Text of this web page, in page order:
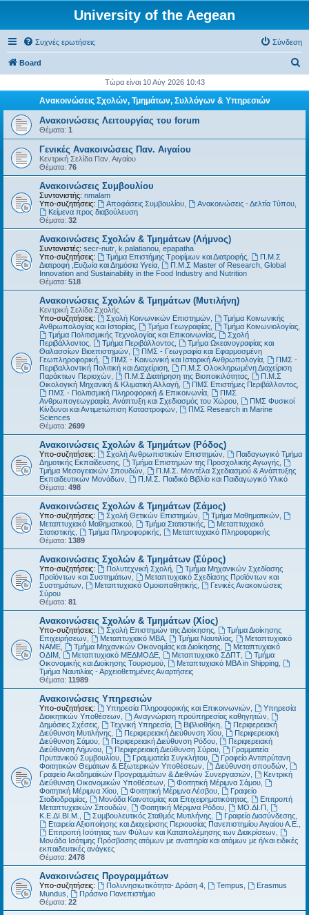
University of the Aegean
Συχνές ερωτήσεις Σύνδεση
Board
ζ
σ
Τώρα είναι 10 Αύγ 2026 10:43
Ανακοινώσεις Σχολών, Τμημάτων, Συλλόγων & Υπηρεσιών
Ανακοινώσεις Λειτουργίας του forum
Θέματα: 1
Γενικές Ανακοινώσεις Παν. Αιγαίου
Κεντρική Σελίδα Παν. Αιγαίου
Θέματα: 76
Ανακοινώσεις Συμβουλίου
Συντονιστής: nmalam
Υπο-συζητήσεις:
Αποφάσεις Συμβουλίου, Ανακοινώσεις - Δελτία Τύπου,
Kείμενα προς διαβούλευση
Θέματα: 32
Ανακοινώσεις Σχολών & Τμημάτων (Λήμνος)
Συντονιστές: secr-nutr k.palatianou epapatha
Υπο-συζητήσεις:
Τμήμα Επιστήμης Τροφίμων και Διατροφής,
Π.Μ.Σ
Διατροφή ,Ευζωία και Δημόσια Υγεία
Π.Μ.Σ Master of Research, Global
Innovation and Sustainability in the Food Industry and Nutrition
Θέματα: 518
Ανακοινώσεις Σχολών & Τμημάτων (Μυτιλήνη)
Κεντρική Σελίδα Σχολής
Υπο-συζητήσεις:
Σχολή Κοινωνικών Επιστημών
Τμήμα Κοινωνικής
Ανθρωπολογίας και Ιστορίας
Τμήμα Γεωγραφίας, Τμήμα Κοινωνιολογίας,
Τμήμα Πολιτισμικής Τεχνολογίας και Επικοινωνίας,
Σχολή
Περιβάλλοντος
Τμήμα Περιβάλλοντος,
Τμήμα Ωκεανογραφίας και
Θαλασσίων Βιοεπιστημών
ΠΜΣ - Γεωγραφία και Εφαρμοσμένη
Γεωπληροφορική
ΠΜΣ - Κοινωνική και Ιστορική Ανθρωπολογία,
ΠΜΣ -
Περιβαλλοντική Πολιτική και Διαχείριση
Π.Μ.Σ Ολοκληρωμένη Διαχείριση
Παράκτιων Περιοχών
Π.Μ.Σ Διατήρηση της Βιοποικιλότητας,
Π.Μ.Σ
Οικολογική Μηχανική & Κλιματική Αλλαγή
ΠΜΣ Επιστήμες Περιβάλλοντος,
ΠΜΣ - Πολιτισμική Πληροφορική & Επικοινωνία,
ΠΜΣ
Ανθρωπογεωγραφία, Ανάπτυξη και Σχεδιασμός του Χώρου
ΠΜΣ Φυσικοί
Κίνδυνοι και Αντιμετώπιση Καταστροφών
ΠΜΣ Research in Marine
Sciences
Θέματα: 2699
Ανακοινώσεις Σχολών & Τμημάτων (Ρόδος)
Υπο-συζητήσεις: Σχολή Ανθρωπιστικών Επιστημών
Παιδαγωγικό Τμήμα
Δημοτικής Εκπαίδευσης
Τμήμα Επιστημών της Προσχολικής Αγωγής,
Τμήμα Μεσογειακών Σπουδών
Π.Μ.Σ. Μοντέλα Σχεδιασμού & Ανάπτυξης
Εκπαιδευτικών Μονάδων
Π.Μ.Σ. Παιδικό Βιβλίο και Παιδαγωγικό Υλικό
Θέματα: 498
Ανακοινώσεις Σχολών & Τμημάτων (Σάμος)
Υπο-συζητήσεις: Σχολή Θετικών Επιστημών Τμήμα Μαθηματικών
Μεταπτυχιακό Μαθηματικού
Τμήμα Στατιστικής,
Μεταπτυχιακό
Στατιστικής
Τμήμα Πληροφορικής,
Μεταπτυχιακό Πληροφορικής
Θέματα: 1389
Ανακοινώσεις Σχολών & Τμημάτων (Σύρος)
Υπο-συζητήσεις: Πολυτεχνική Σχολή,
Τμήμα Μηχανικών Σχεδίασης
Προϊόντων και Συστημάτων
Μεταπτυχιακό Σχεδίασης Προϊόντων και
Συστημάτων
Μεταπτυχιακό Ομοιοπαθητικής,
Γενικές Ανακοινώσεις
Σύρου
Θέματα: 81
Ανακοινώσεις Σχολών & Τμημάτων (Χίος)
Υπο-συζητήσεις: Σχολή Επιστημών της Διοίκησης,
Τμήμα Διοίκησης
Επιχειρήσεων
Μεταπτυχιακό MBA, Τμήμα Ναυτιλίας,
Μεταπτυχιακό
ΝΑΜΕ
Τμήμα Μηχανικών Οικονομίας και Διοίκησης,
Μεταπτυχιακό
ΟΔΙΜ
Μεταπτυχιακό ΜΕΔΜΟΔΕ, Μεταπτυχιακό ΣΔΠΤ,
Τμήμα
Οικονομικής και Διοίκησης Τουρισμού
Μεταπτυχιακό MBA in Shipping,
Τμήμα Ναυτιλίας - Αρχειοθετημένες Αναρτήσεις
Θέματα: 11989
Ανακοινώσεις Υπηρεσιών
Υπο-συζητήσεις: Υπηρεσία Πληροφορικής και Επικοινωνιών
Υπηρεσία
Διοικητικών Υποθέσεων
Αναγνώριση προϋπηρεσίας καθηγητών
Δημόσιες Σχέσεις
Τεχνική Υπηρεσία, Βιβλιοθήκη,
Περιφερειακή
Διεύθυνση Μυτιλήνης
Περιφερειακή Διεύθυνση Χίου,
Περιφερειακή
Διεύθυνση Σάμου
Περιφερειακή Διεύθυνση Ρόδου,
Περιφερειακή
Διεύθυνση Λήμνου
Περιφερειακή Διεύθυνση Σύρου,
Γραμματεία
Πρυτανικού Συμβουλίου
Γραμματεία Συγκλήτου,
Γραφείο Αντιπρύτανη
Φοιτητικών Θεμάτων & Εξωτερικών Υποθέσεων
Διεύθυνση σπουδών
Γραφείο Ακαδημαϊκών Προγραμμάτων & Διεθνών Συνεργασιών
Κεντρική
Διεύθυνση Οικονομικών Υποθέσεων
Φοιτητική Μέριμνα Σάμου,
Φοιτητική Μέριμνα Χίου
Φοιτητική Μέριμνα Λέσβου,
Γραφείο
Σταδιοδρομίας
Μονάδα Καινοτομίας και Επιχειρηματικότητας,
Επιτροπή
Μεταπτυχιακών Σπουδών
Φοιτητική Μέριμνα Ρόδου, ΜΟ.ΔΙ.Π
Κ.Ε.ΔΙ.ΒΙ.Μ.
Συμβουλευτικός Σταθμός Μυτιλήνης, Γραφείο Διασύνδεσης,
Εταιρεία Αξιοποίησης και Διαχείρισης Περιουσίας Πανεπιστημίου Αιγαίου Α.Ε.
Επιτροπή Ισότητας των Φύλων και Καταπολέμησης των Διακρίσεων
Μονάδα Ισότιμης Πρόσβασης ατόμων με αναπηρία και ατόμων με ή/και ειδικές
εκπαιδευτικές ανάγκες
Θέματα: 2478
Ανακοινώσεις Προγραμμάτων
Υπο-συζητήσεις: Πολυνησιωτικότητα- Δράση 4, Tempus
Erasmus
Mundus
Πράσινο Πανεπιστήμιο
Θέματα: 22